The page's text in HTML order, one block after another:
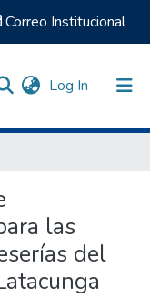
Correo Institucional
Log In (current)
las
del